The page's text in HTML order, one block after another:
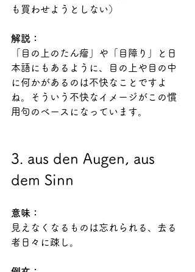
も買わせようとしない）
解説：
「目の上のたん瘤」や「目障り」と日
本語にもあるように、目の上や目の中
に何かがあるのは不快なことですよ
ね。そういう不快なイメージがこの慣
用句のベースになっています。
3. aus den Augen, aus
dem Sinn
意味：
見えなくなるものは忘れられる、去る
者日々に疎し。